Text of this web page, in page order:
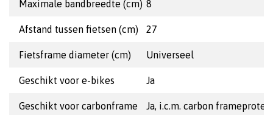
Maximale bandbreedte (cm) 8
Afstand tussen fietsen (cm) 27
Fietsframe diameter (cm) Universeel
Geschikt voor e-bikes Ja
Geschikt voor carbonframe Ja, i.c.m. carbon